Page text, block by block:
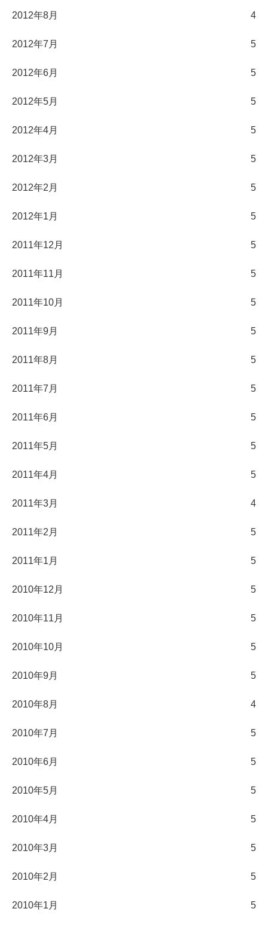
2012年8月 4
2012年7月 5
2012年6月 5
2012年5月 5
2012年4月 5
2012年3月 5
2012年2月 5
2012年1月 5
2011年12月 5
2011年11月 5
2011年10月 5
2011年9月 5
2011年8月 5
2011年7月 5
2011年6月 5
2011年5月 5
2011年4月 5
2011年3月 4
2011年2月 5
2011年1月 5
2010年12月 5
2010年11月 5
2010年10月 5
2010年9月 5
2010年8月 4
2010年7月 5
2010年6月 5
2010年5月 5
2010年4月 5
2010年3月 5
2010年2月 5
2010年1月 5